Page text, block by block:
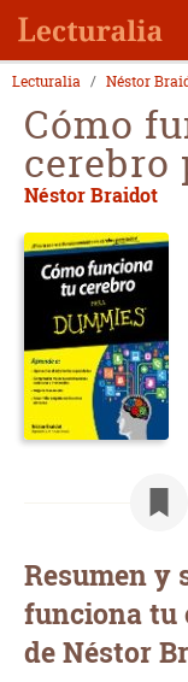
Lecturalia Néstor
Cómo
cerebro
Néstor Braidot
Resumen y
funciona tu
de Néstor